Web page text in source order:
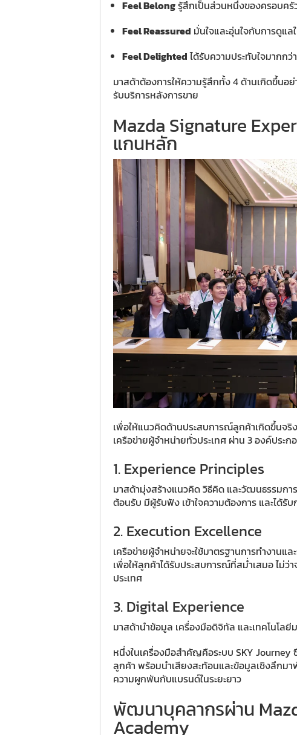
Feel Belongรู้สึกเป็นส่วนหนึ่งของครอบครั
Feel Reassured มั่นใจและอุ่นใจกับการดูแล
Feel Delightedได้รับความประทับใจมากก
มาสด้าต้องการให้ความรู้สึกทั้ง 4 ด้านเกิดขึ้นอ
รับบริการหลังการขาย
Mazda Signature
แกนหลัก
เพื่อให้แนวคิดด้านประสบการณ์ลูกค้าเกิดขึ้นจ
เครือข่ายผู้จำหน่ายทั่วประเทศ ผ่าน 3 องค์ประ
1. Experience Principles
มาสด้ามุ่งสร้างแนวคิด วิธีคิด และวัฒนธรรมกา
ต้อนรับ มีผู้รับฟัง เข้าใจความต้องการ และได้รั
2. Execution Excellence
เครือข่ายผู้จำหน่ายจะใช้มาตรฐานการทำงาน
เพื่อให้ลูกค้าได้รับประสบการณ์ที่สม่ำเสมอ ไม่ว่
ประเทศ
3. Digital Experience
มาสด้านำข้อมูล เครื่องมือดิจิทัล และเทคโนโล
หนึ่งในเครื่องมือสำคัญคือระบบ SKY
ลูกค้า พร้อมนำเสียงสะท้อนและข้อมูลเชิงลึกม
ความผูกพันกับแบรนด์ในระยะยาว
พัฒนาบุคลากรผ่าน
Academy